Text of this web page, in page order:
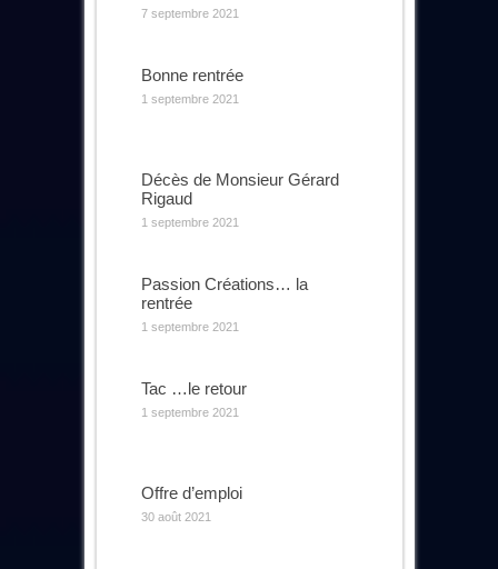
7 septembre 2021
Bonne rentrée
1 septembre 2021
Décès de Monsieur Gérard
Rigaud
1 septembre 2021
Passion Créations… la
rentrée
1 septembre 2021
Tac …le retour
1 septembre 2021
Offre d’emploi
30 août 2021